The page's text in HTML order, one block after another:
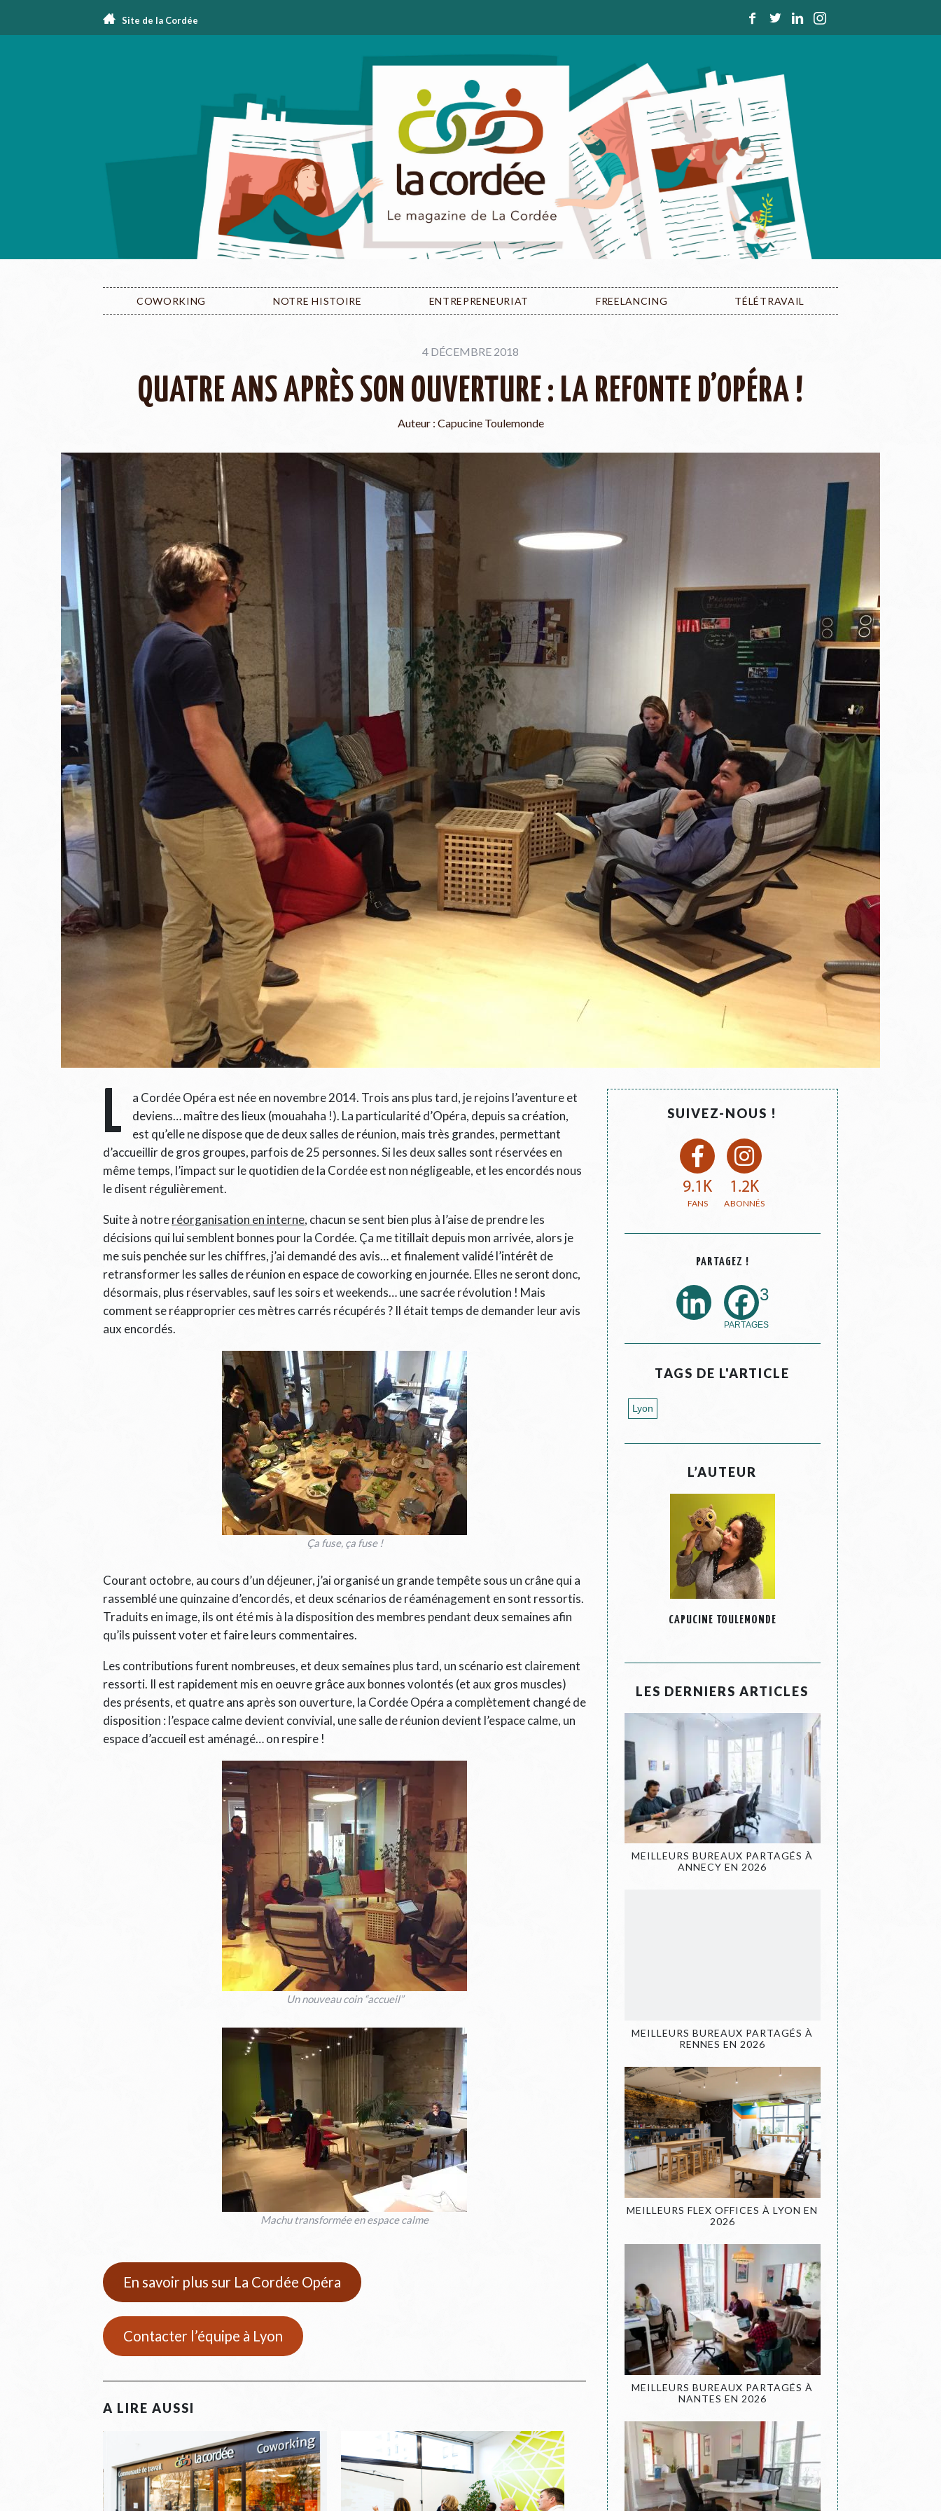
Site de la Cordée
COWORKING NOTRE HISTOIRE ENTREPRENEURIAT FREELANCING TÉLÉTRAVAIL
4 DÉCEMBRE 2018
QUATRE ANS APRÈS SON OUVERTURE : LA REFONTE D’OPÉRA !
Auteur : Capucine Toulemonde
L
a Cordée Opéra est née en novembre 2014. Trois ans plus tard, je rejoins l’aventure et
deviens… maître des lieux (mouahaha !). La particularité d’Opéra, depuis sa création,
est qu’elle ne dispose que de deux salles de réunion, mais très grandes, permettant
d’accueillir de gros groupes, parfois de 25 personnes. Si les deux salles sont réservées en
même temps, l’impact sur le quotidien de la Cordée est non négligeable, et les encordés nous
le disent régulièrement.
Suite à notreréorganisation en interne, chacun se sent bien plus à l’aise de prendre les
décisions qui lui semblent bonnes pour la Cordée. Ça me titillait depuis mon arrivée, alors je
me suis penchée sur les chiffres, j’ai demandé des avis… et finalement validé l’intérêt de
retransformer les salles de réunion en espace de coworking en journée. Elles ne seront donc,
désormais, plus réservables, sauf les soirs et weekends… une sacrée révolution ! Mais
comment se réapproprier ces mètres carrés récupérés ? Il était temps de demander leur avis
aux encordés.
Ça fuse, ça fuse !
Courant octobre, au cours d’un déjeuner, j’ai organisé un grande tempête sous un crâne qui a
rassemblé une quinzaine d’encordés, et deux scénarios de réaménagement en sont ressortis.
Traduits en image, ils ont été mis à la disposition des membres pendant deux semaines afin
qu’ils puissent voter et faire leurs commentaires.
Les contributions furent nombreuses, et deux semaines plus tard, un scénario est clairement
ressorti. Il est rapidement mis en oeuvre grâce aux bonnes volontés (et aux gros muscles)
des présents, et quatre ans après son ouverture, la Cordée Opéra a complètement changé de
disposition : l’espace calme devient convivial, une salle de réunion devient l’espace calme, un
espace d’accueil est aménagé… on respire !
Un nouveau coin “accueil”
Machu transformée en espace calme
En savoir plus sur La Cordée Opéra
Contacter l’équipe à Lyon
SUIVEZ-NOUS !
9.1K 1.2K
PARTAGEZ !
3
TAGS DE L'ARTICLE
Lyon
L’AUTEUR
CAPUCINE TOULEMONDE
LES DERNIERS ARTICLES
MEILLEURS BUREAUX PARTAGÉS À
ANNECY EN 2026
MEILLEURS BUREAUX PARTAGÉS À
RENNES EN 2026
MEILLEURS FLEX OFFICES À LYON EN
2026
MEILLEURS BUREAUX PARTAGÉS À
NANTES EN 2026